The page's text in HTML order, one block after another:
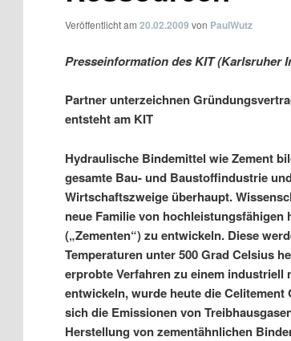
Veröffentlicht am20.02.2009 von PaulWutz
Presseinformation des KIT (Karlsruher
Partner unterzeichnen
entsteht am KIT
Hydraulische Bindemittel wie Zement
gesamte Bau- und Baustoffindustrie
Wirtschaftszweige überhaupt.
neue Familie von
(„Zementen“) zu entwickeln. Diese
Temperaturen unter 500 Grad Celsius
erprobte Verfahren zu einem
entwickeln, wurde heute die
sich die Emissionen von
Herstellung von zementähnlichen